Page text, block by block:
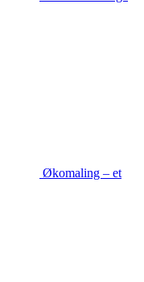
Økomaling – et